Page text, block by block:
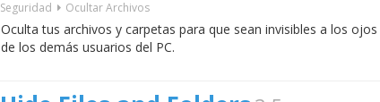
Seguridad Ocultar Archivos
Oculta tus archivos y carpetas para que sean invisibles a los ojos
de los demás usuarios del PC.